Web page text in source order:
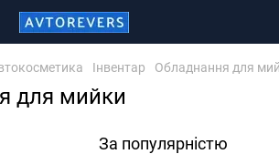
Інвентар Обладнання для
для мийки
За популярністю